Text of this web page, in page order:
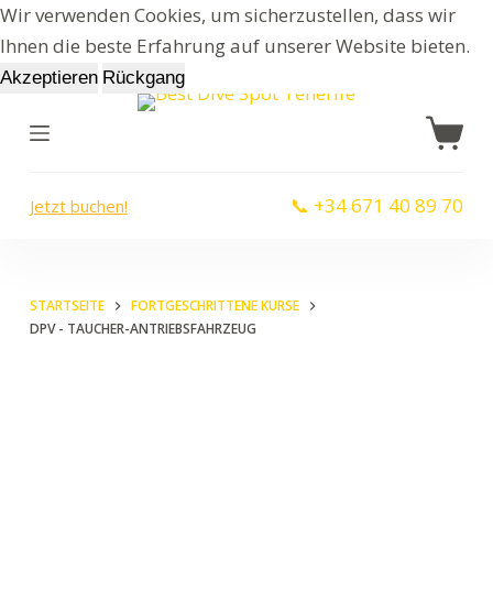
Z
u
m
n
a
s
p
Wir verwenden Cookies, um sicherzustellen, dass wir
Ihnen die beste Erfahrung auf unserer Website bieten.
Akzeptieren Rückgang
Jetzt buchen! 📞 +34 671 40 89 70
STARTSEITE
FORTGESCHRITTENE KURSE
DPV - TAUCHER-ANTRIEBSFAHRZEUG